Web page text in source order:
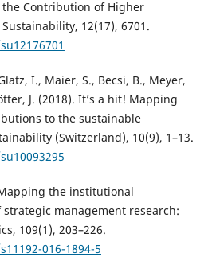
the Contribution of Higher
12(17), 6701.
I., Maier, S., Becsi, B., Meyer,
J. (2018). It’s a hit! Mapping
to the sustainable
(Switzerland), 10(9), 1–13.
the institutional
management research:
109(1), 203–226.
016-1894-5